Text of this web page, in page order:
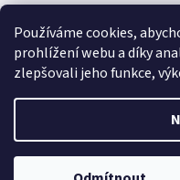
Používáme cookies,
prohlížení webu a díky
zlepšovali jeho funkce,